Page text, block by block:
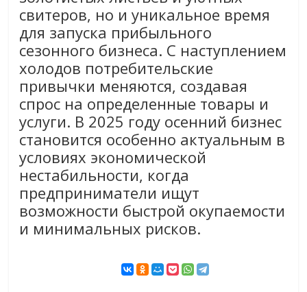
свитеров, но и уникальное время
для запуска прибыльного
сезонного бизнеса. С наступлением
холодов потребительские
привычки меняются, создавая
спрос на определенные товары и
услуги. В 2025 году осенний бизнес
становится особенно актуальным в
условиях экономической
нестабильности, когда
предприниматели ищут
возможности быстрой окупаемости
и минимальных рисков.